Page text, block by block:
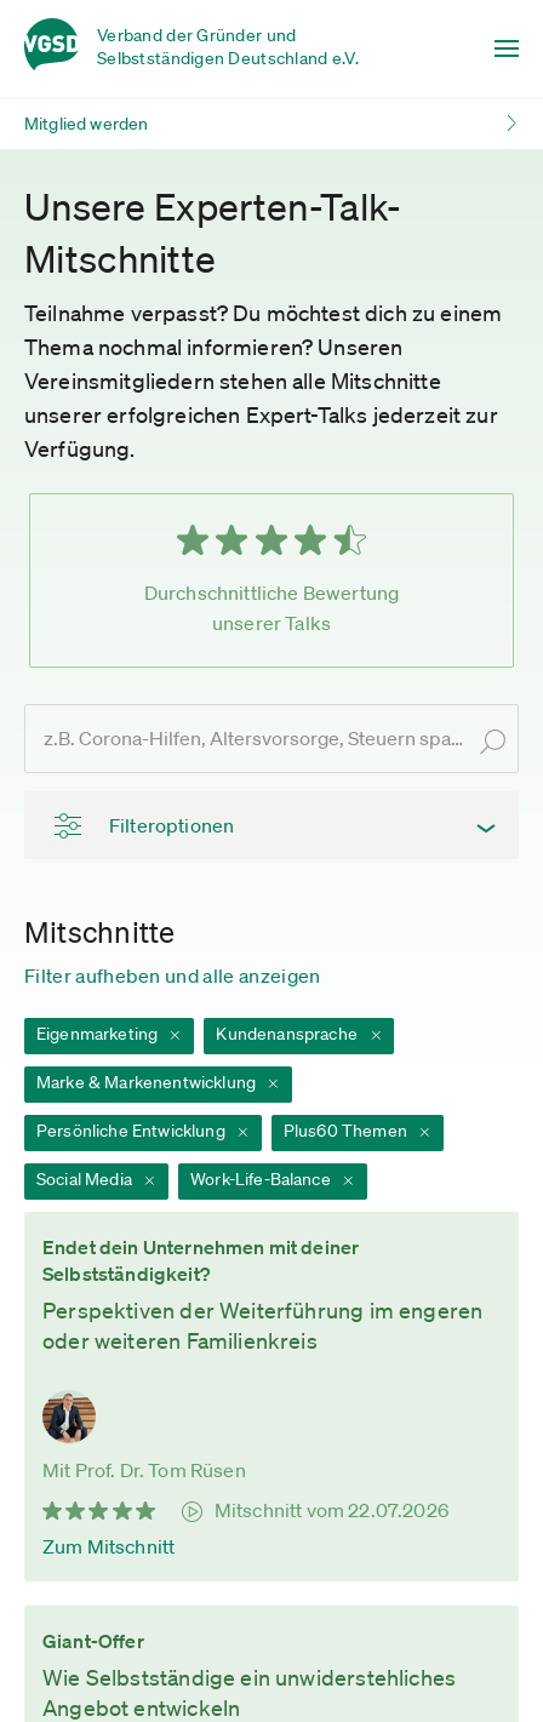
Verband der Gründer und
Selbstständigen Deutschland e.V.
Mitglied werden
Unsere Experten-Talk-
Mitschnitte
Teilnahme verpasst? Du möchtest dich zu einem
Thema nochmal informieren? Unseren
Vereinsmitgliedern stehen alle Mitschnitte
unserer erfolgreichen Expert-Talks jederzeit zur
Verfügung.
Durchschnittliche Bewertung
unserer Talks
Filteroptionen
Mitschnitte
Filter aufheben und alle anzeigen
Eigenmarketing Kundenansprache
Marke & Markenentwicklung
Persönliche Entwicklung Plus60 Themen
Social Media Work-Life-Balance
Endet dein Unternehmen mit deiner
Selbstständigkeit?
Perspektiven der Weiterführung im engeren
oder weiteren Familienkreis
Mit Prof. Dr. Tom Rüsen
Mitschnitt vom 22.07.2026
Zum Mitschnitt
Giant-Offer
Wie Selbstständige ein unwiderstehliches
Angebot entwickeln